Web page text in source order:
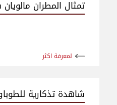
تمثال المطران
لمعرفة اكثر
شاهدة تذكارية